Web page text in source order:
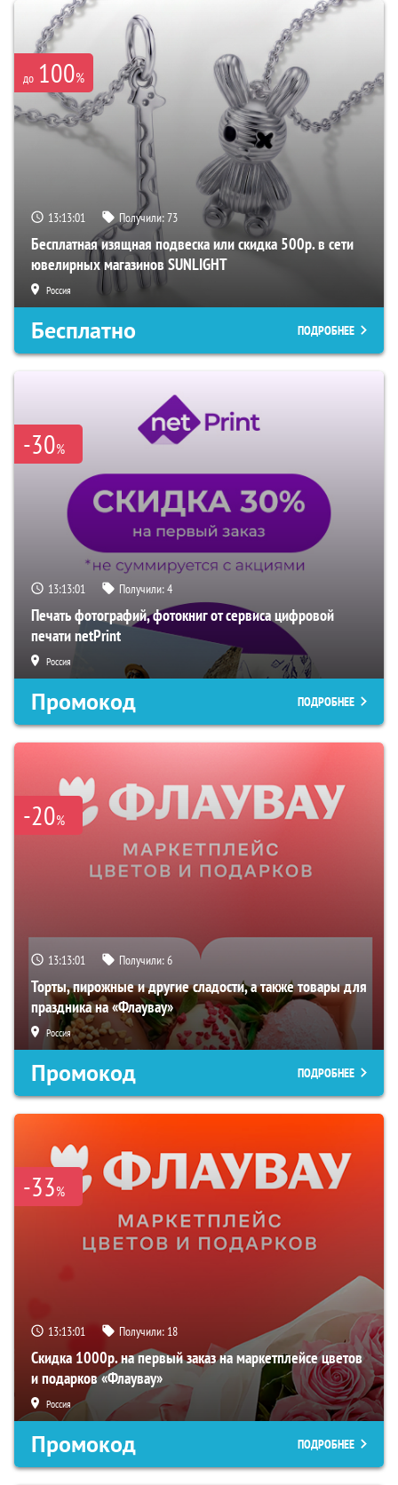
до 100%
13:13:00 Получили:73
Бесплатная изящная подвеска или скидка 500р. в сети
ювелирных магазинов SUNLIGHT
Россия
Бесплатно ПОДРОБНЕЕ
-30%
13:13:00 Получили:4
Печать фотографий, фотокниг от сервиса цифровой
печати netPrint
Россия
Промокод ПОДРОБНЕЕ
-20%
13:13:00 Получили:6
Торты, пирожные и другие сладости, а также товары для
праздника на «Флаувау»
Россия
Промокод ПОДРОБНЕЕ
-33%
13:13:00 Получили: 18
Скидка 1000р. на первый заказ на маркетплейсе цветов
и подарков «Флаувау»
Россия
Промокод ПОДРОБНЕЕ